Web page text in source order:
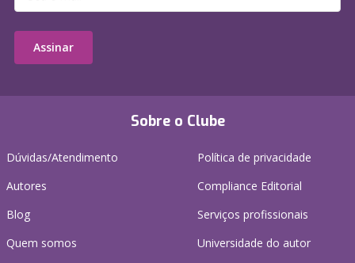
Sobre o Clube
Dúvidas/Atendimento
Autores
Blog
Quem somos
Política de privacidade
Compliance Editorial
Serviços profissionais
Universidade do autor
Assinar